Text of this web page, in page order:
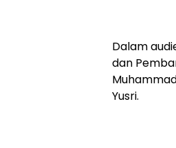
Dalam
dan
Yusri.